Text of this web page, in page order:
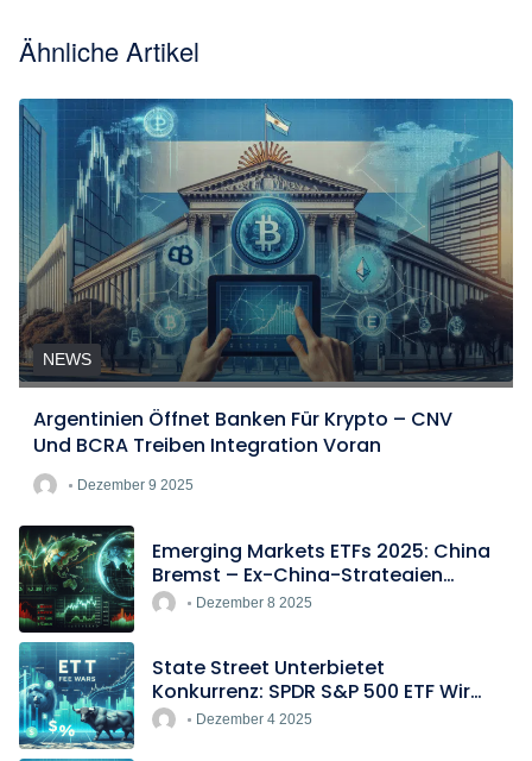
Ähnliche Artikel
NEWS
Argentinien Öffnet Banken Für Krypto – CNV
Und BCRA Treiben Integration Voran
Dezember 9 2025
Emerging Markets ETFs 2025: China
Bremst – Ex-China-Strategien
BoomenDezember 8 2025
State Street Unterbietet
Konkurrenz: SPDR S&P 500 ETF Wird
Europas Günstigster Indextracker
Dezember 4 2025